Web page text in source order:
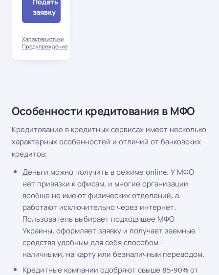
заявку
Характеристики
Предупреждение
Особенности кредитования в МФО
Кредитование в кредитных сервисах имеет несколько
характерных особенностей и отличий от банковских
кредитов:
Деньги можно получить в режиме online. У МФО
нет привязки к офисам, и многие организации
вообще не имеют физических отделений, а
работают исключительно через интернет.
Пользователь выбирает подходящее МФО
Украины, оформляет заявку и получает заемные
средства удобным для себя способом –
наличными, на карту или безналичным переводом.
Кредитные компании одобряют свыше 85-90% от